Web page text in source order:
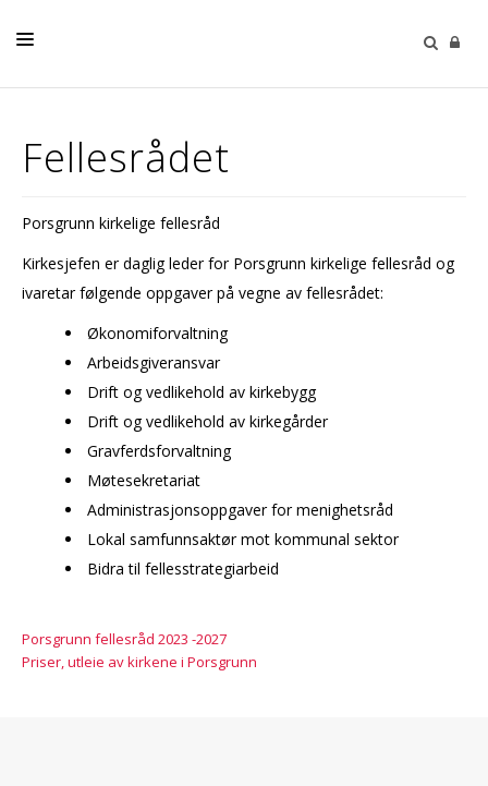
KONFIRMASJON
GRAVFERD
KALENDER
FELLESRÅDET
Fellesrådet
Porsgrunn kirkelige fellesråd
Kirkesjefen er daglig leder for Porsgrunn kirkelige fellesråd og
ivaretar følgende oppgaver på vegne av fellesrådet:
Økonomiforvaltning
Arbeidsgiveransvar
Drift og vedlikehold av kirkebygg
Drift og vedlikehold av kirkegårder
Gravferdsforvaltning
Møtesekretariat
Administrasjonsoppgaver for menighetsråd
Lokal samfunnsaktør mot kommunal sektor
Bidra til fellesstrategiarbeid
Porsgrunn fellesråd 2023 -2027
Priser, utleie av kirkene i Porsgrunn